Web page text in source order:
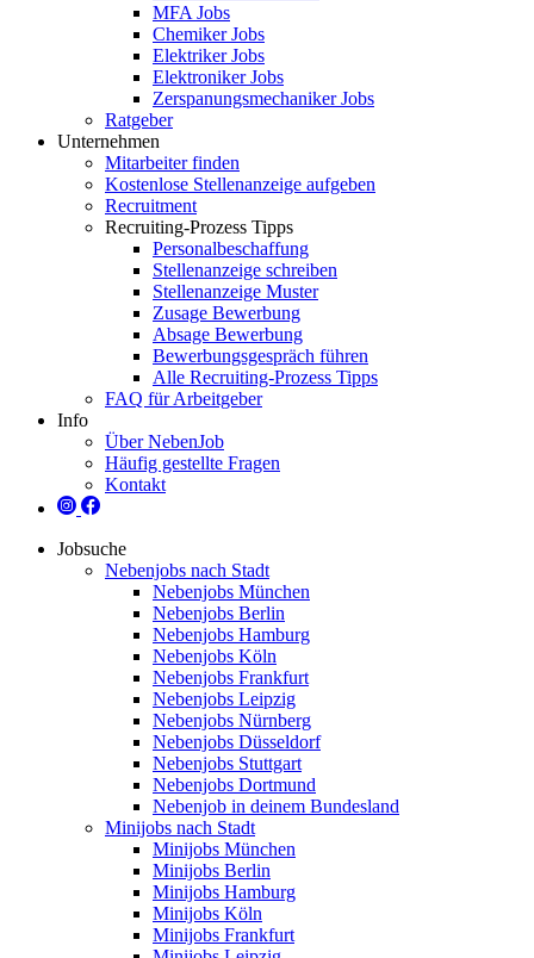
MFA Jobs
Chemiker Jobs
Elektriker Jobs
Elektroniker Jobs
Zerspanungsmechaniker Jobs
Ratgeber
Unternehmen
Mitarbeiter finden
Kostenlose Stellenanzeige aufgeben
Recruitment
Recruiting-Prozess Tipps
Personalbeschaffung
Stellenanzeige schreiben
Stellenanzeige Muster
Zusage Bewerbung
Absage Bewerbung
Bewerbungsgespräch führen
Alle Recruiting-Prozess Tipps
FAQ für Arbeitgeber
Info
Über NebenJob
Häufig gestellte Fragen
Kontakt
Jobsuche
Nebenjobs nach Stadt
Nebenjobs München
Nebenjobs Berlin
Nebenjobs Hamburg
Nebenjobs Köln
Nebenjobs Frankfurt
Nebenjobs Leipzig
Nebenjobs Nürnberg
Nebenjobs Düsseldorf
Nebenjobs Stuttgart
Nebenjobs Dortmund
Nebenjob in deinem Bundesland
Minijobs nach Stadt
Minijobs München
Minijobs Berlin
Minijobs Hamburg
Minijobs Köln
Minijobs Frankfurt